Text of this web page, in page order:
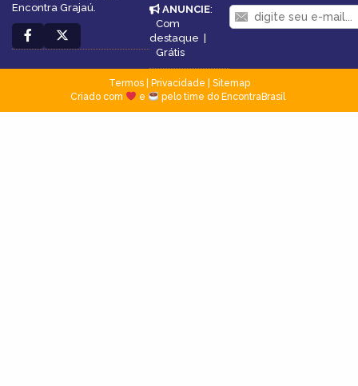
Encontra Grajaú.
ANUNCIE:
Com
destaque |
Grátis
Termos| Privacidade
Sitemap
Criado com
e pelo time do EncontraBrasil